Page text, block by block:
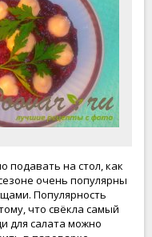
подавать на стол, как
очень популярны
Популярность
что свёкла самый
для салата можно